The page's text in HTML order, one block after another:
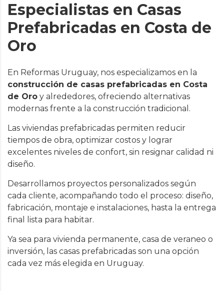
Especialistas en Casas
Prefabricadas en Costa de
Oro
En Reformas Uruguay, nos especializamos en la
construcción de casas prefabricadas en Costa
de Oro y alrededores, ofreciendo alternativas
modernas frente a la construcción tradicional.
Las viviendas prefabricadas permiten reducir
tiempos de obra, optimizar costos y lograr
excelentes niveles de confort, sin resignar calidad ni
diseño.
Desarrollamos proyectos personalizados según
cada cliente, acompañando todo el proceso: diseño,
fabricación, montaje e instalaciones, hasta la entrega
final lista para habitar.
Ya sea para vivienda permanente, casa de veraneo o
inversión, las casas prefabricadas son una opción
cada vez más elegida en Uruguay.